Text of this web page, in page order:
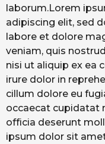
laborum.Lorem
adipiscing elit, sed
labore et dolore
veniam, quis
nisi ut aliquip ex ea
irure dolor in
cillum dolore eu
occaecat cupidatat
officia deserunt
ipsum dolor sit